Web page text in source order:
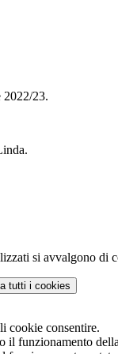
2022/23.
si avvalgono di
tutti i cookies
cookie consentire.
il funzionamento